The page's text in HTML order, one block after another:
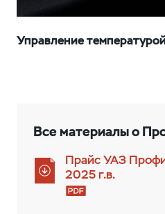
Управление
Все материалы о
Прайс УАЗ
2025 г.в.